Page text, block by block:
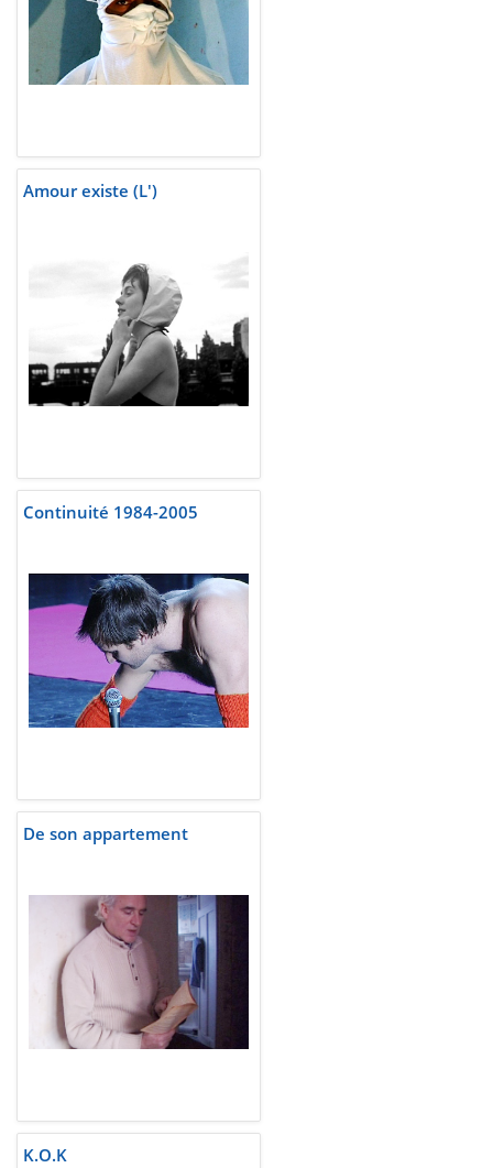
Amour existe (L')
Continuité 1984-2005
De son appartement
K.O.K